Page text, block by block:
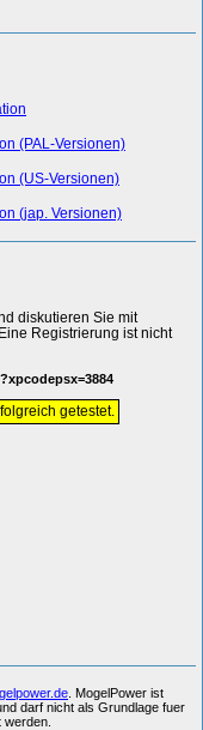
(PAL-Versionen)
(US-Versionen)
(jap. Versionen)
diskutieren Sie mit
Registrierung ist nicht
getestet.
. MogelPower ist
darf nicht als Grundlage fuer